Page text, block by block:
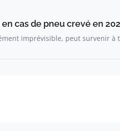
cas de pneu crevé en
imprévisible, peut survenir